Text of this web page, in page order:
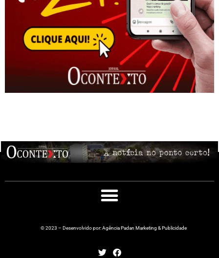
© 2023 – Desenvolvido por: Agência Padan Marketing & Publicidade